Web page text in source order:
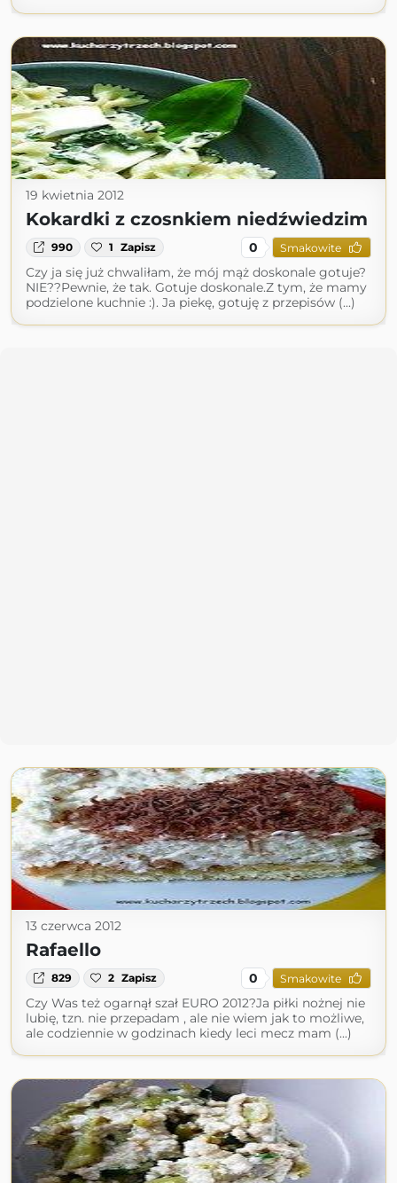
19 kwietnia 2012
Kokardki z czosnkiem niedźwiedzim
990 1 Zapisz 0 Smakowite
Czy ja się już chwaliłam, że mój mąż doskonale gotuje?
NIE??Pewnie, że tak. Gotuje doskonale.Z tym, że mamy
podzielone kuchnie :). Ja piekę, gotuję z przepisów (...)
13 czerwca 2012
Rafaello
829 2 Zapisz 0 Smakowite
Czy Was też ogarnął szał EURO 2012?Ja piłki nożnej nie
lubię, tzn. nie przepadam , ale nie wiem jak to możliwe,
ale codziennie w godzinach kiedy leci mecz mam (...)